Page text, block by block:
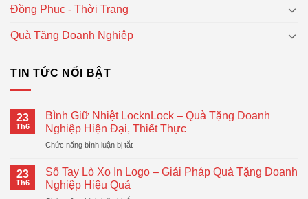
Đồng Phục - Thời Trang
Quà Tặng Doanh Nghiệp
TIN TỨC NỔI BẬT
23
Th6
Bình Giữ Nhiệt LocknLock – Quà Tặng Doanh
Nghiệp Hiện Đại, Thiết Thực
Chức năng bình luận bị tắtở
Nhiệt
23
Th6
Sổ Tay Lò Xo In Logo – Giải Pháp Quà Tặng Doanh
Nghiệp Hiệu Quả